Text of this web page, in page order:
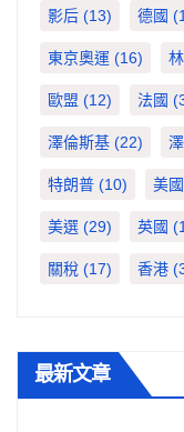
影后 (13) 德國
東京奧運 (16)
歐盟 (12) 法國
澤倫斯基 (22)
特朗普 (10) 美國
美選 (29) 英國
關稅 (17) 香港
最新文章